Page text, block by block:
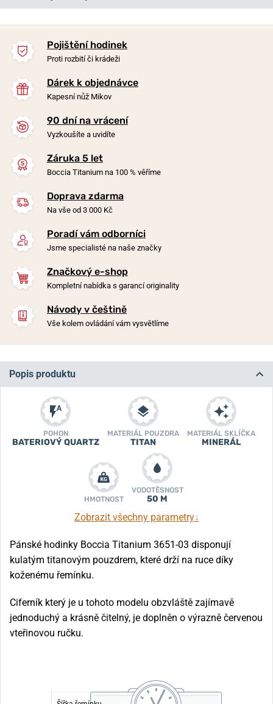
Boccia Titanium 3324-02
Skladem v úterý 11. 8. u vás
Pojištění hodinek
Proti rozbití či krádeži
Dárek k objednávce
Kapesní nůž Mikov
90 dní na vrácení
Vyzkoušíte a uvidíte
Záruka 5 let
Boccia Titanium na 100 % věříme
Doprava zdarma
Na vše od 3 000 Kč
Poradí vám odborníci
Jsme specialisté na naše značky
Značkový e-shop
Kompletní nabídka s garancí originality
Návody v češtině
Vše kolem ovládání vám vysvětlíme
Popis produktu
POHON
BATERIOVÝ QUARTZ
MATERIÁL POUZDRA
TITAN
MATERIÁL SKLÍČKA
MINERÁL
HMOTNOST
VODOTĚSNOST
50 M
Zobrazit všechny parametry↓
Pánské hodinky Boccia Titanium 3651-03 disponují
kulatým titanovým pouzdrem, které drží na ruce díky
koženému řemínku.
Ciferník který je u tohoto modelu obzvláště zajímavě
jednoduchý a krásně čitelný, je doplněn o výrazně červenou
vteřinovou ručku.